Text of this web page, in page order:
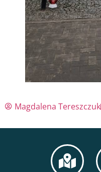
Magdalena Tereszczuk